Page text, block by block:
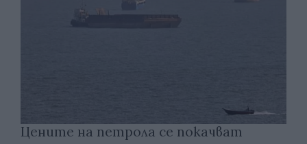
Цените на петрола се покачват